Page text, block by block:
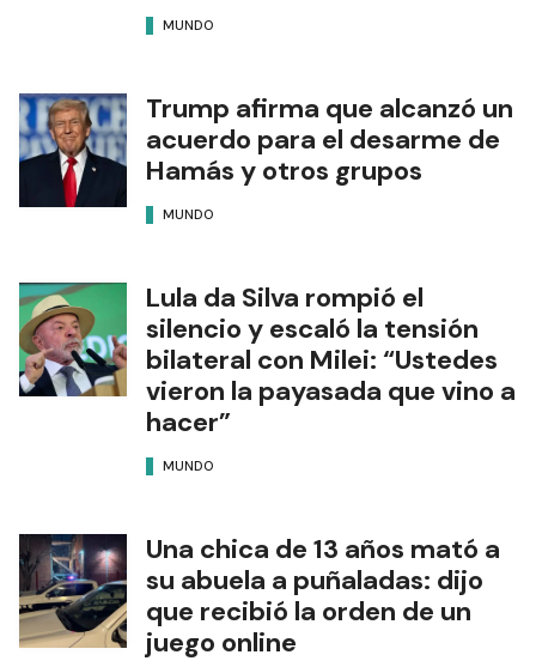
MUNDO
Trump afirma que alcanzó un
acuerdo para el desarme de
Hamás y otros grupos
MUNDO
Lula da Silva rompió el
silencio y escaló la tensión
bilateral con Milei: “Ustedes
vieron la payasada que vino a
hacer”
MUNDO
Una chica de 13 años mató a
su abuela a puñaladas: dijo
que recibió la orden de un
juego online